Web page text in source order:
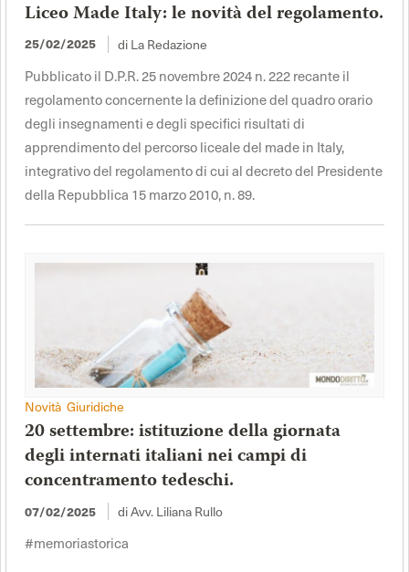
Liceo Made Italy: le novità del regolamento.
25/02/2025 di La Redazione
Pubblicato il D.P.R. 25 novembre 2024 n. 222 recante il
regolamento concernente la definizione del quadro orario
degli insegnamenti e degli specifici risultati di
apprendimento del percorso liceale del made in Italy,
integrativo del regolamento di cui al decreto del Presidente
della Repubblica 15 marzo 2010, n. 89.
Novità Giuridiche
20 settembre: istituzione della giornata
degli internati italiani nei campi di
concentramento tedeschi.
07/02/2025 di Avv. Liliana Rullo
#memoriastorica